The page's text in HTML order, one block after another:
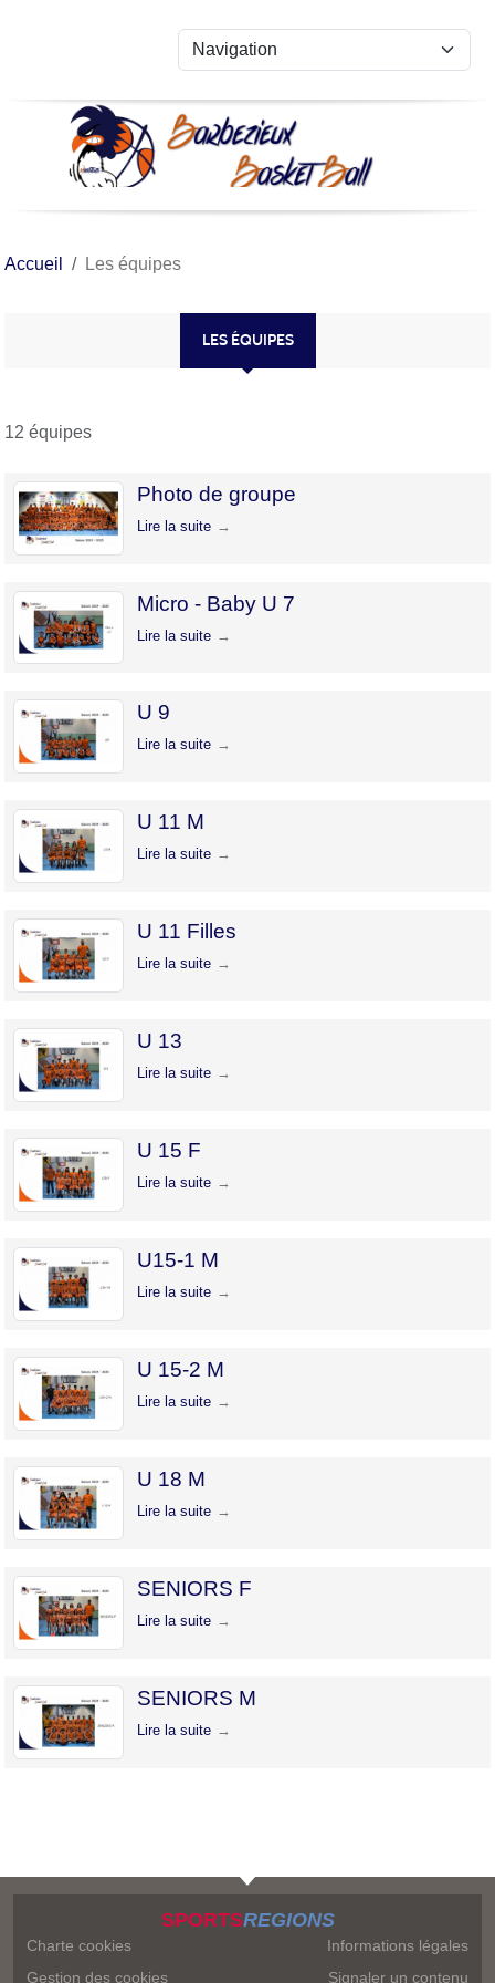
Accueil Les équipes
LES ÉQUIPES
12 équipes
Photo de groupe
Lire la suite
Micro - Baby U 7
Lire la suite
U 9
Lire la suite
U 11 M
Lire la suite
U 11 Filles
Lire la suite
U 13
Lire la suite
U 15 F
Lire la suite
U15-1 M
Lire la suite
U 15-2 M
Lire la suite
U 18 M
Lire la suite
SENIORS F
Lire la suite
SENIORS M
Lire la suite
SPORTSREGIONS
Charte cookies
Gestion des cookies
Informations légales
Signaler un contenu